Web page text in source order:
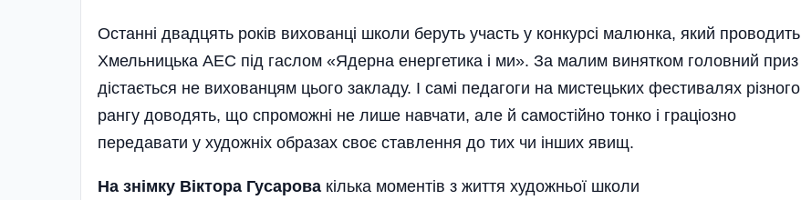
Останні двадцять років вихованці школи беруть участь у конкурсі малюнка, який проводить
Хмельницька АЕС під гаслом «Ядерна енергетика і ми». За малим винятком головний приз
дістається не вихованцям цього закладу. І самі педагоги на мистецьких фестивалях різного
рангу доводять, що спроможні не лише навчати, але й самостійно тонко і граціозно
передавати у художніх образах своє ставлення до тих чи інших явищ.
На знімку Віктора Гусарова кілька моментів з життя художньої школи